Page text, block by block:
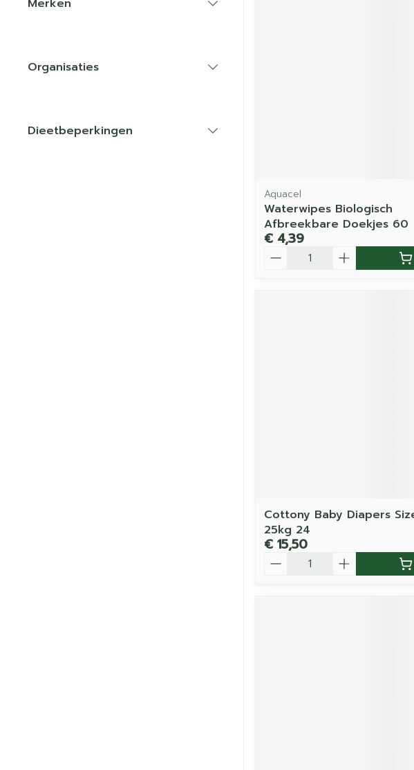
Merken
Organisaties
Dieetbeperkingen
Aquacel
Waterwipes Biologisch
Afbreekbare Doekjes 60
€ 4,39
Cottony Baby Diapers
25kg 24
€ 15,50